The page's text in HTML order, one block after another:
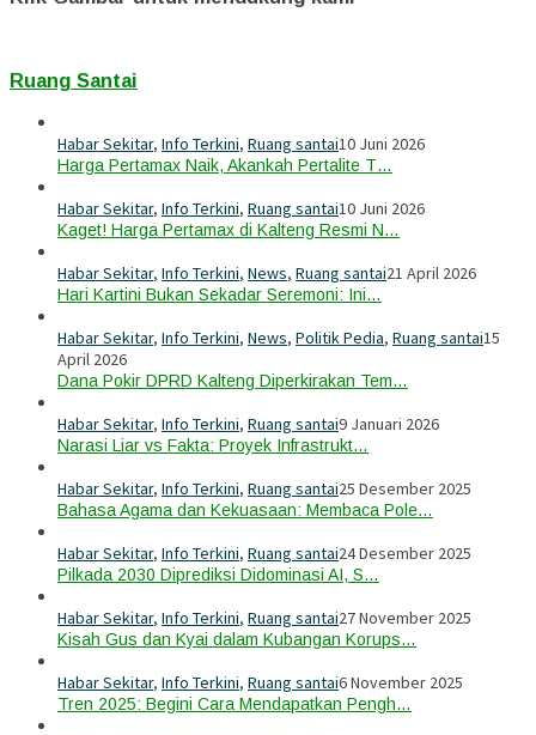
Ruang Santai
Habar Sekitar, Info Terkini, Ruang santai10 Juni 2026
Harga Pertamax Naik, Akankah Pertalite T…
Habar Sekitar, Info Terkini, Ruang santai10 Juni 2026
Kaget! Harga Pertamax di Kalteng Resmi N…
Habar Sekitar, Info Terkini, News, Ruang santai21 April 2026
Hari Kartini Bukan Sekadar Seremoni: Ini…
Habar Sekitar, Info Terkini, News, Politik Pedia, Ruang santai15
April 2026
Dana Pokir DPRD Kalteng Diperkirakan Tem…
Habar Sekitar, Info Terkini, Ruang santai9 Januari 2026
Narasi Liar vs Fakta: Proyek Infrastrukt…
Habar Sekitar, Info Terkini, Ruang santai25 Desember 2025
Bahasa Agama dan Kekuasaan: Membaca Pole…
Habar Sekitar, Info Terkini, Ruang santai24 Desember 2025
Pilkada 2030 Diprediksi Didominasi AI, S…
Habar Sekitar, Info Terkini, Ruang santai27 November 2025
Kisah Gus dan Kyai dalam Kubangan Korups…
Habar Sekitar, Info Terkini, Ruang santai6 November 2025
Tren 2025: Begini Cara Mendapatkan Pengh…